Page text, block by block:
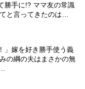
勝手に!? ママ友の常識
と言ってきたのは…
」嫁を好き勝手使う義
の綱の夫はまさかの無